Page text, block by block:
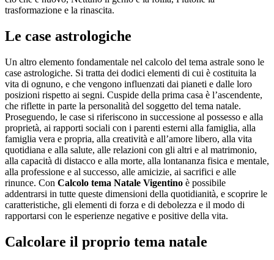
trasformazione e la rinascita.
Le case astrologiche
Un altro elemento fondamentale nel calcolo del tema astrale sono le
case astrologiche. Si tratta dei dodici elementi di cui è costituita la
vita di ognuno, e che vengono influenzati dai pianeti e dalle loro
posizioni rispetto ai segni. Cuspide della prima casa è l’ascendente,
che riflette in parte la personalità del soggetto del tema natale.
Proseguendo, le case si riferiscono in successione al possesso e alla
proprietà, ai rapporti sociali con i parenti esterni alla famiglia, alla
famiglia vera e propria, alla creatività e all’amore libero, alla vita
quotidiana e alla salute, alle relazioni con gli altri e al matrimonio,
alla capacità di distacco e alla morte, alla lontananza fisica e mentale,
alla professione e al successo, alle amicizie, ai sacrifici e alle
rinunce. Con Calcolo tema Natale Vigentino è possibile
addentrarsi in tutte queste dimensioni della quotidianità, e scoprire le
caratteristiche, gli elementi di forza e di debolezza e il modo di
rapportarsi con le esperienze negative e positive della vita.
Calcolare il proprio tema natale